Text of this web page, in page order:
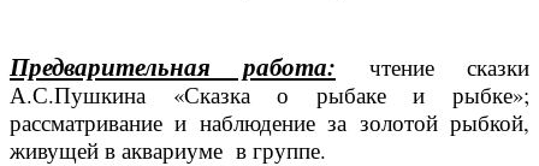
Предварительная работа: чтение сказки
А.С.Пушкина «Сказка о рыбаке и рыбке»;
рассматривание и наблюдение за золотой рыбкой,
живущей в аквариуме в группе.